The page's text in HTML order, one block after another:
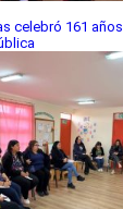
celebró 161